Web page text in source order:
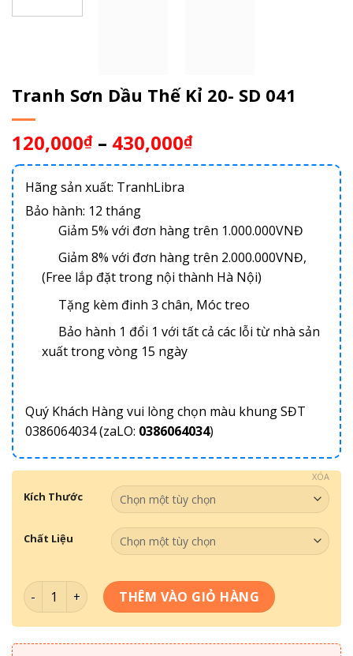
Tranh Sơn Dầu Thế Kỉ 20- SD 041
120,000₫ – 430,000₫
Hãng sản xuất: TranhLibra
Bảo hành: 12 tháng
Giảm 5% với đơn hàng trên 1.000.000VNĐ
Giảm 8% với đơn hàng trên 2.000.000VNĐ,
(Free lắp đặt trong nội thành Hà Nội)
Tặng kèm đinh 3 chân, Móc treo
Bảo hành 1 đổi 1 với tất cả các lỗi từ nhà sản
xuất trong vòng 15 ngày
Quý Khách Hàng vui lòng chọn màu khung SĐT
0386064034 (zaLO: 0386064034)
Kích Thước
Chất Liệu
XÓA
Tranh Sơn Dầu Thế Kỉ 20- SD 041 số lượng
THÊM VÀO GIỎ HÀNG